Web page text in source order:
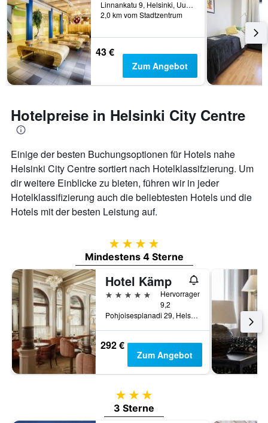
Linnankatu 9, Helsinki, Uusimaa, Finnland
2,0 km vom Stadtzentrum
43 €
Zum Angebot
Hotelpreise in Helsinki City Centre
Einige der besten Buchungsoptionen für Hotels nahe
Helsinki City Centre sortiert nach Hotelklassifzierung. Um
dir weitere Einblicke zu bieten, führen wir in jeder
Hotelklassifizierung auch die beliebtesten Hotels und die
Hotels mit der besten Leistung auf.
4 Sterne
Mindestens 4 Sterne
Hotel Kämp
5 Sterne
Hervorragend
9,2
Pohjoisesplanadi 29, Helsinki, Uusimaa, Finnland
292 €
Zum Angebot
3 Sterne
3 Sterne